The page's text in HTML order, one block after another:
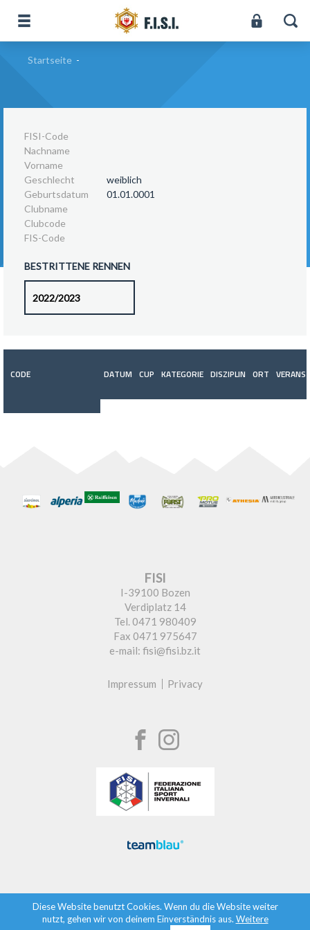
Startseite -
FISI-Code
Nachname
Vorname
Geschlecht
weiblich
Geburtsdatum
01.01.0001
Clubname
Clubcode
FIS-Code
BESTRITTENE RENNEN
CODE DATUM CUP KATEGORIE DISZIPLIN ORT
FISI
I-39100 Bozen
Verdiplatz 14
Tel. 0471 980409
Fax 0471 975647
e-mail: fisi@fisi.bz.it
Impressum Privacy
Diese Website benutzt Cookies. Wenn du die Website weiter
nutzt, gehen wir von deinem Einverständnis aus. Weitere